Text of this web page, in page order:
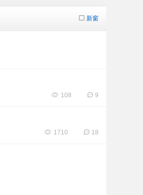
新窗
9
108
18
1710